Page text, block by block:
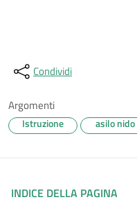
Condividi
Argomenti
Istruzione asilo nido
INDICE DELLA PAGINA